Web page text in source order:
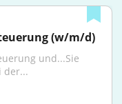
(w/m/d)
und...Sie
der...